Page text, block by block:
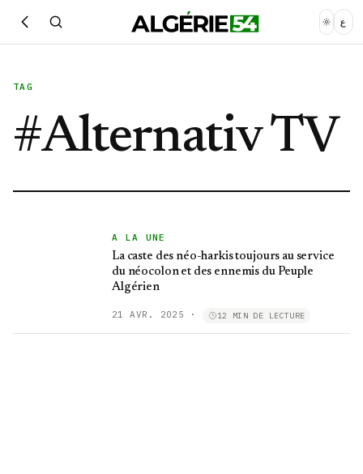
ع
TAG
#Alternativ TV
A LA UNE
La caste des néo-harkis toujours au service
du néocolon et des ennemis du Peuple
Algérien
21 AVR. 2025 · 12 MIN DE LECTURE